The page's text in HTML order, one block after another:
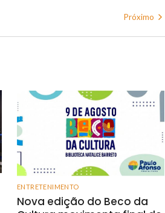
Próximo
ENTRETENIMENTO
Nova edição do Beco da